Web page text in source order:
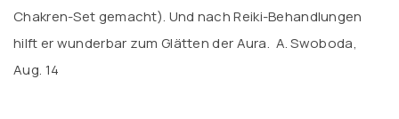
Chakren-Set gemacht). Und nach Reiki-Behandlungen
hilft er wunderbar zum Glätten der Aura. A. Swoboda,
Aug. 14